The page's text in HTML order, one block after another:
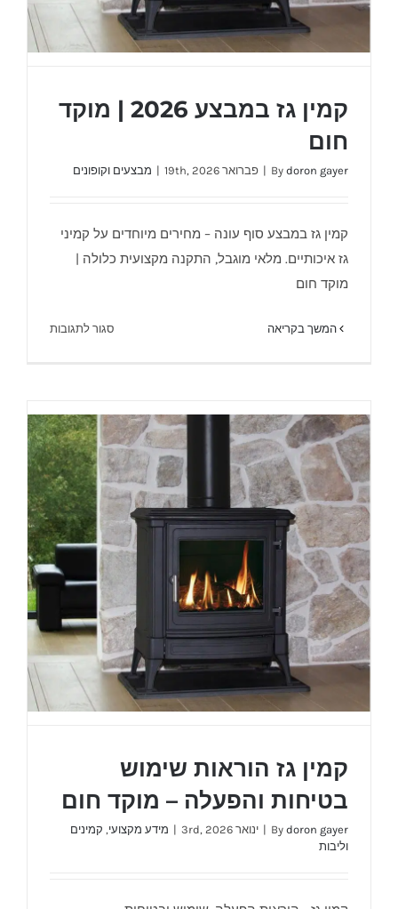
קמין גז במבצע 2026 | מוקד חום
קמין גז במבצע 2026 | מוקד
חום
By doron gayer
| פברואר 19th, 2026 | מבצעים וקופונים
קמין גז במבצע סוף עונה – מחירים מיוחדים על קמיני
גז איכותיים. מלאי מוגבל, התקנה מקצועית כלולה |
מוקד חום
המשך בקריאה סגור לתגובותעל
2026
|
מוקד
חום
קמין גז הוראות שימוש בטיחות והפעלה – מוקד
קמין גז הוראות שימוש
בטיחות והפעלה – מוקד חום
By doron gayer
| ינואר 3rd, 2026 | מידע מקצועי, קמינים
וליבות